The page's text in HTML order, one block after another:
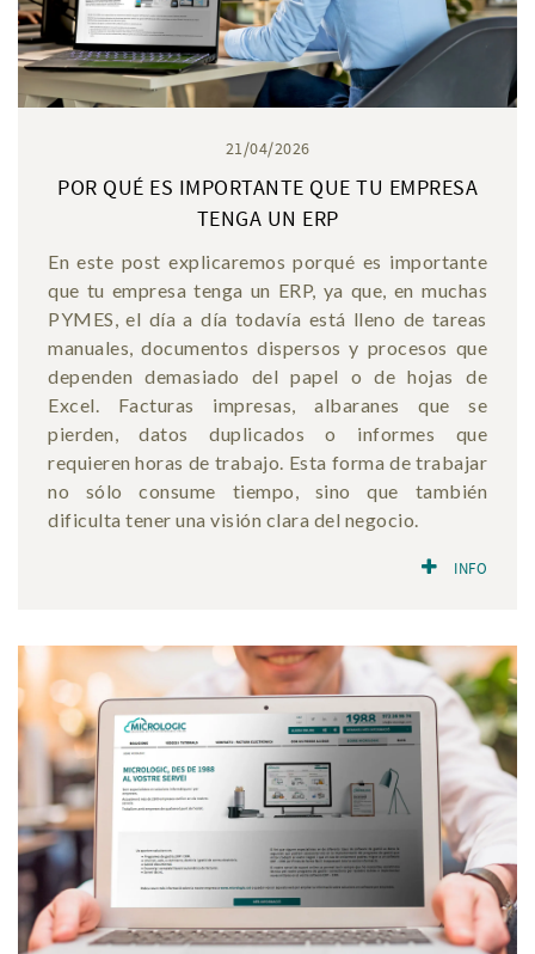
21/04/2026
POR QUÉ ES IMPORTANTE QUE TU EMPRESA
TENGA UN ERP
En este post explicaremos porqué es importante
que tu empresa tenga un ERP, ya que, en muchas
PYMES, el día a día todavía está lleno de tareas
manuales, documentos dispersos y procesos que
dependen demasiado del papel o de hojas de
Excel. Facturas impresas, albaranes que se
pierden, datos duplicados o informes que
requieren horas de trabajo. Esta forma de trabajar
no sólo consume tiempo, sino que también
dificulta tener una visión clara del negocio.
INFO